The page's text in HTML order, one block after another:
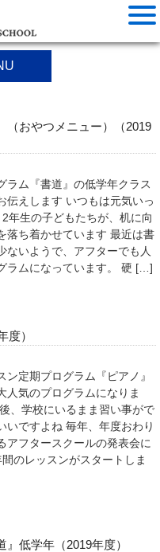
おやつメニュー）（2019
ラム『書道』の低学年クラス
伝えします いつもは元気いっ
年生の子どもたちが、机に向
落ち着かせています 最近は書
ないようで、アフターでも人
ラムになっています。 硬 […]
度）
ン定期プログラム『ピアノ』
人気のプログラムになりま
、学校にいるまま習い事がで
いですよね 毎年、年度おわり
アフタースクールの発表会に
のレッスンがスタートしま
』低学年（2019年度）